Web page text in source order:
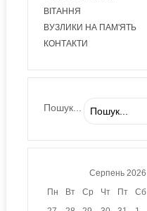
ВІТАННЯ
ВУЗЛИКИ НА ПАМ'ЯТЬ
КОНТАКТИ
Пошук...
Серпень 2026
Пн Вт Ср Чт Пт Сб